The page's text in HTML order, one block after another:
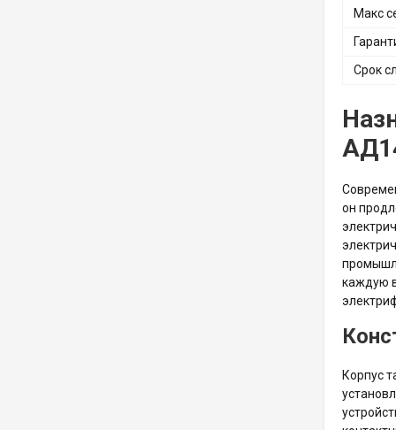
Макс
Срок
он
каждую
Корпус